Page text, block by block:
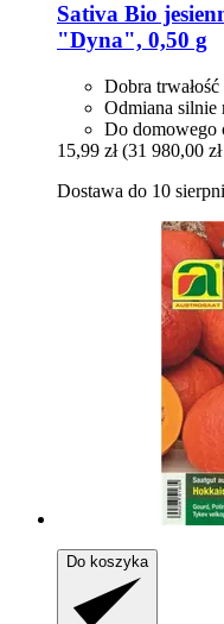
Sativa Bio
"Dyna", 0,50 g
Dobra trwałość
Odmiana silnie
Do domowego
15,99 zł (31 980,00
Dostawa do 10
Do koszyka